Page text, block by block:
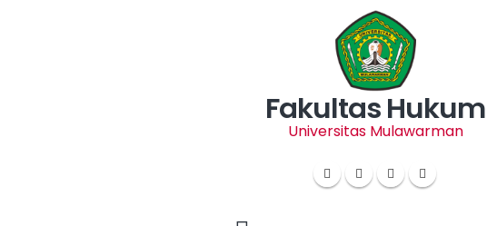
Fakultas Hukum
Universitas Mulawarman